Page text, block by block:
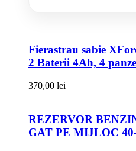
Fierastrau sabie
2 Baterii 4Ah, 4 panze
370,00 lei
REZERVOR
GAT PE MIJLOC